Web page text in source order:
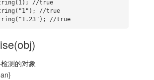
//true
//true
//true
测的对象